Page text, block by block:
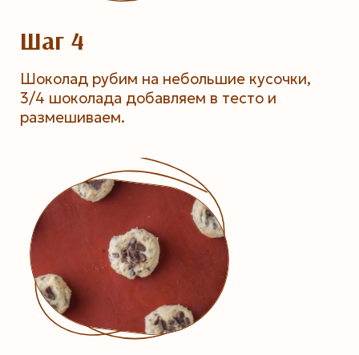
Шаг 4
Шоколад рубим на небольшие кусочки,
3/4 шоколада добавляем в тесто и
размешиваем.